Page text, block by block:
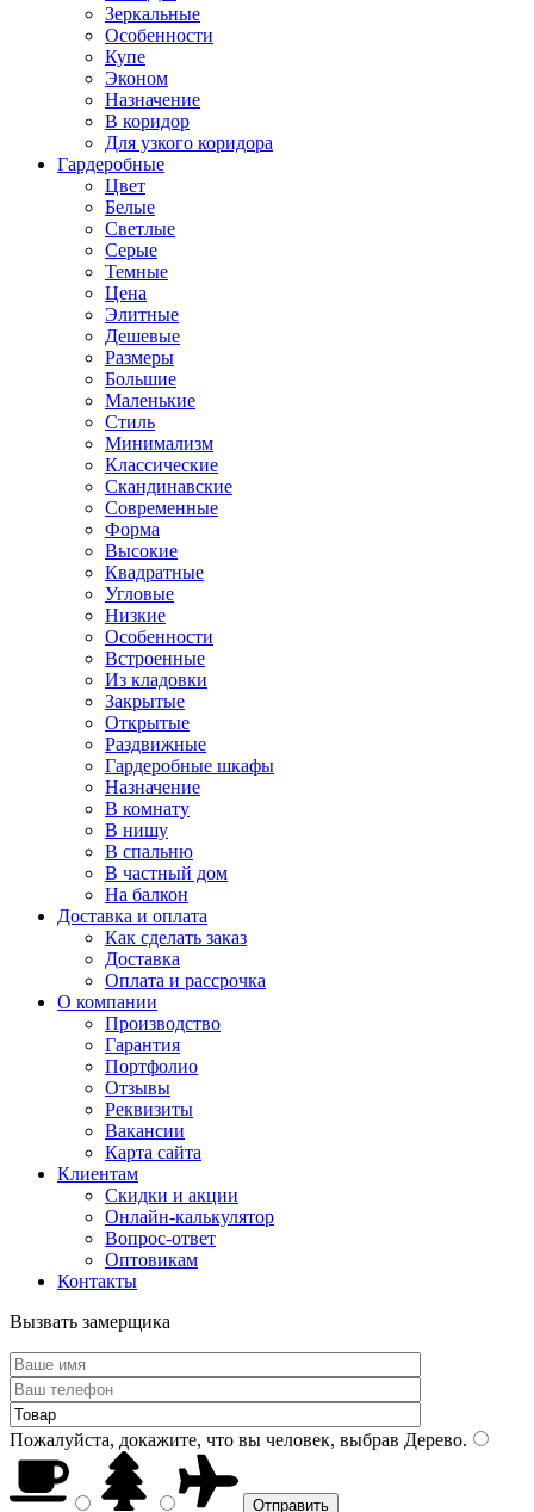
Зеркальные
Особенности
Купе
Эконом
Назначение
В коридор
Для узкого коридора
Гардеробные
Цвет
Белые
Светлые
Серые
Темные
Цена
Элитные
Дешевые
Размеры
Большие
Маленькие
Стиль
Минимализм
Классические
Скандинавские
Современные
Форма
Высокие
Квадратные
Угловые
Низкие
Особенности
Встроенные
Из кладовки
Закрытые
Открытые
Раздвижные
Гардеробные шкафы
Назначение
В комнату
В нишу
В спальню
В частный дом
На балкон
Доставка и оплата
Как сделать заказ
Доставка
Оплата и рассрочка
О компании
Производство
Гарантия
Портфолио
Отзывы
Реквизиты
Вакансии
Карта сайта
Клиентам
Скидки и акции
Онлайн-калькулятор
Вопрос-ответ
Оптовикам
Контакты
Вызвать замерщика
Пожалуйста, докажите, что вы человек, выбрав Дерево.